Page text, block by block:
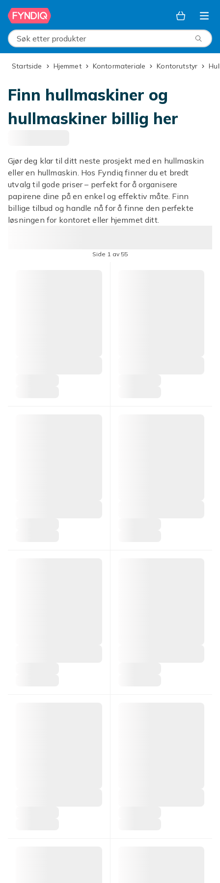
Hopp til hovedinnhold
Søk etter produkter
Startside Hjemmet Kontormateriale Kontorutstyr
Finn hullmaskiner og
hullmaskiner billig her
Gjør deg klar til ditt neste prosjekt med en hullmaskin
eller en hullmaskin. Hos Fyndiq finner du et bredt
utvalg til gode priser – perfekt for å organisere
papirene dine på en enkel og effektiv måte. Finn
billige tilbud og handle nå for å finne den perfekte
løsningen for kontoret eller hjemmet ditt.
Side 1 av 55